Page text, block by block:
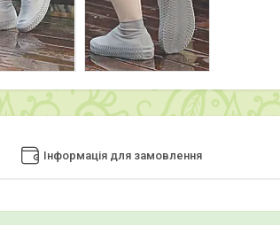
Інформація для замовлення